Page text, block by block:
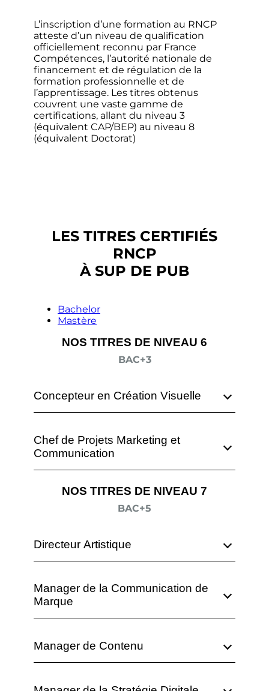
L’inscription d’une formation au RNCP
atteste d’un niveau de qualification
officiellement reconnu par France
Compétences, l’autorité nationale de
financement et de régulation de la
formation professionnelle et de
l’apprentissage. Les titres obtenus
couvrent une vaste gamme de
certifications, allant du niveau 3
(équivalent CAP/BEP) au niveau 8
(équivalent Doctorat)
LES TITRES CERTIFIÉS
RNCP
À SUP DE PUB
Bachelor
Mastère
NOS TITRES DE NIVEAU 6
BAC+3
Concepteur en Création Visuelle
Chef de Projets Marketing et
Communication
NOS TITRES DE NIVEAU 7
BAC+5
Directeur Artistique
Manager de la Communication de
Marque
Manager de Contenu